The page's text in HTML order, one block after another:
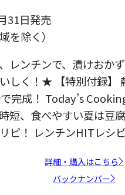
31日発売
を除く）
レンチンで、漬けおか
しく！★ 【特別付録】
完成！ Today’s
短、食べやすい夏は豆
ピ！ レンチンHITレシ
詳細・購入はこちら
バックナンバー